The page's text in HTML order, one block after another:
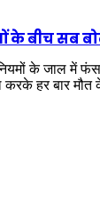
के बीच सब
नियमों के जाल में
करके हर बार